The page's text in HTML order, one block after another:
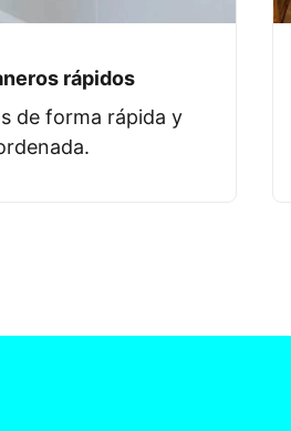
rápidos
de forma rápida y